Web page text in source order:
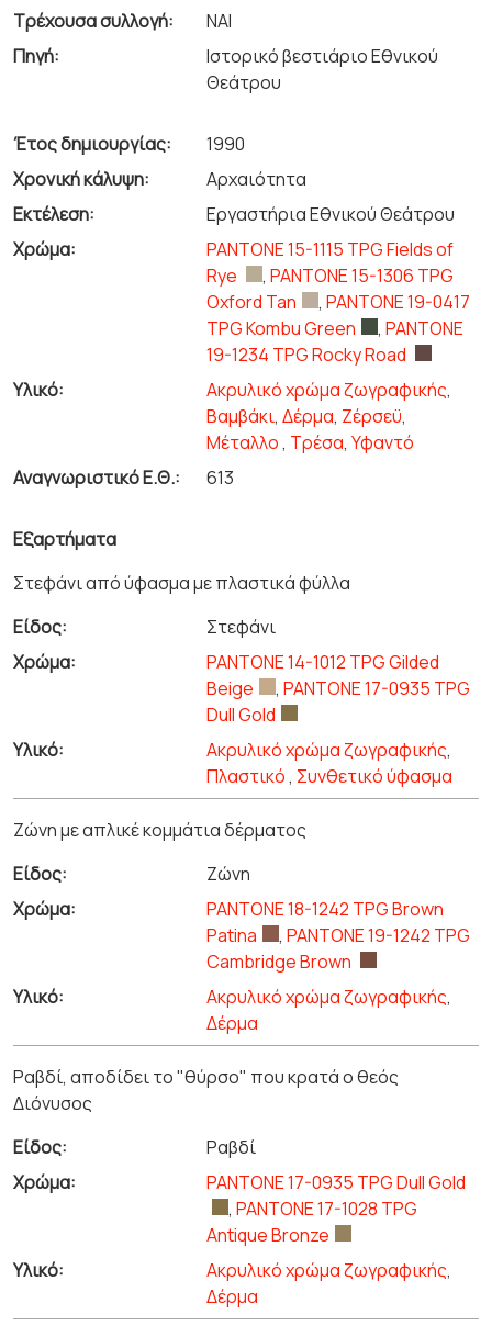
Τρέχουσα συλλογή:
ΝΑΙ
Πηγή:
Ιστορικό βεστιάριο Εθνικού
Θεάτρου
Έτος δημιουργίας:
1990
Χρονική κάλυψη:
Αρχαιότητα
Εκτέλεση:
Εργαστήρια Εθνικού Θεάτρου
Χρώμα:
PANTONE 15-1115 TPG Fields of
Rye
, PANTONE 15-1306 TPG
Oxford Tan
, PANTONE 19-0417
TPG Kombu Green
, PANTONE
19-1234 TPG Rocky Road
Υλικό:
Ακρυλικό χρώμα ζωγραφικής,
Βαμβάκι, Δέρμα, Ζέρσεϋ,
Μέταλλο, Τρέσα, Υφαντό
Αναγνωριστικό Ε.Θ.:
613
Εξαρτήματα
Στεφάνι από ύφασμα με πλαστικά φύλλα
Είδος:
Στεφάνι
Χρώμα:
PANTONE 14-1012 TPG Gilded
Beige
, PANTONE 17-0935 TPG
Dull Gold
Υλικό:
Ακρυλικό χρώμα ζωγραφικής,
Πλαστικό, Συνθετικό ύφασμα
Ζώνη με απλικέ κομμάτια δέρματος
Είδος:
Ζώνη
Χρώμα:
PANTONE 18-1242 TPG Brown
Patina
, PANTONE 19-1242 TPG
Cambridge Brown
Υλικό:
Ακρυλικό χρώμα ζωγραφικής,
Δέρμα
Ραβδί, αποδίδει το "θύρσο" που κρατά ο θεός
Διόνυσος
Είδος:
Ραβδί
Χρώμα:
PANTONE 17-0935 TPG Dull Gold
, PANTONE 17-1028 TPG
Antique Bronze
Υλικό:
Ακρυλικό χρώμα ζωγραφικής,
Δέρμα